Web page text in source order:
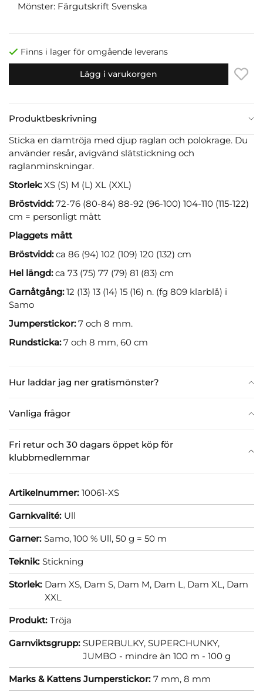
Mönster: Färgutskrift Svenska
Finns i lager för omgående leverans
Lägg i varukorgen
Produktbeskrivning
Hur laddar jag ner gratismönster?
Vanliga frågor
Fri retur och 30 dagars öppet köp för
klubbmedlemmar
Sticka en damtröja med djup raglan och polokrage. Du
använder resår, avigvänd slätstickning och
raglanminskningar.
Storlek:XS (S) M (L) XL (XXL)
Bröstvidd:72-76 (80-84) 88-92 (96-100) 104-110 (115-122)
cm = personligt mått
Plaggets mått
Bröstvidd:ca 86 (94) 102 (109) 120 (132) cm
Hel längd:ca 73 (75) 77 (79) 81 (83) cm
Garnåtgång:12 (13) 13 (14) 15 (16) n. (fg 809 klarblå) i
Samo
Jumperstickor:7 och 8 mm.
Rundsticka:7 och 8 mm, 60 cm
Artikelnummer: 10061-XS
Garnkvalité: Ull
Garner: Samo, 100 % Ull, 50 g = 50 m
Teknik: Stickning
Storlek: Dam XS, Dam S, Dam M, Dam L, Dam XL, Dam
XXL
Produkt: Tröja
Garnviktsgrupp: SUPERBULKY, SUPERCHUNKY,
JUMBO - mindre än 100 m - 100 g
Marks & Kattens Jumperstickor: 7 mm, 8 mm